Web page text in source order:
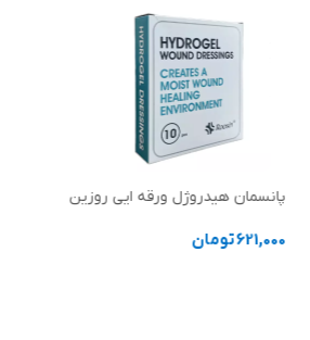
پانسمان هیدروژل ورقه ایی روزین
621,000تومان